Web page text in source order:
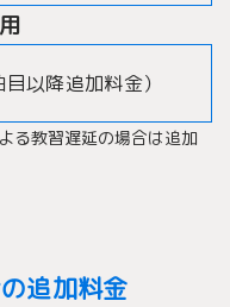
以降追加料金）
る教習遅延の場合は追加
追加料金